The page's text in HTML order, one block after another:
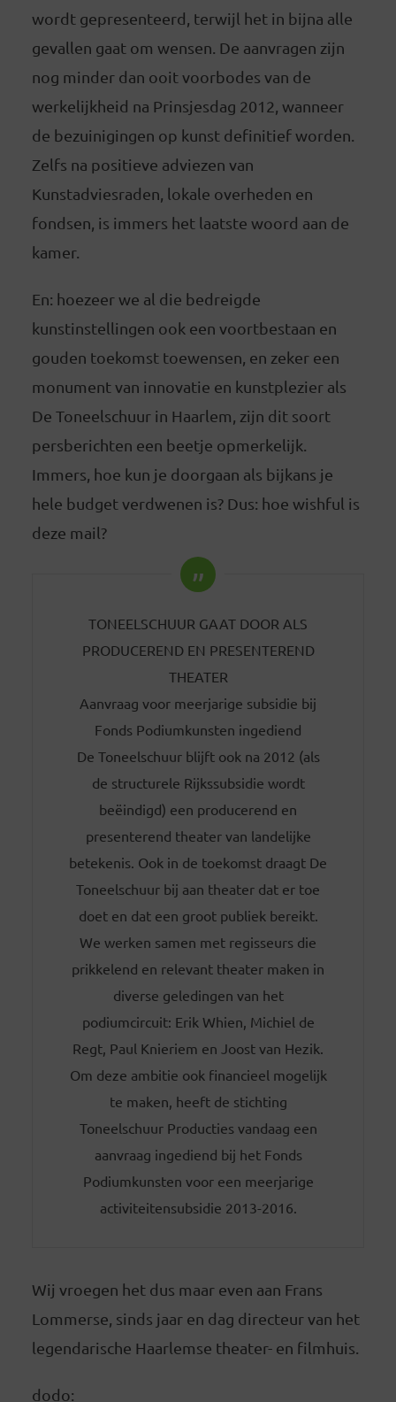
wordt gepresenteerd, terwijl het in bijna alle
gevallen gaat om wensen. De aanvragen zijn
nog minder dan ooit voorbodes van de
werkelijkheid na Prinsjesdag 2012, wanneer
de bezuinigingen op kunst definitief worden.
Zelfs na positieve adviezen van
Kunstadviesraden, lokale overheden en
fondsen, is immers het laatste woord aan de
kamer.
En: hoezeer we al die bedreigde
kunstinstellingen ook een voortbestaan en
gouden toekomst toewensen, en zeker een
monument van innovatie en kunstplezier als
De Toneelschuur in Haarlem, zijn dit soort
persberichten een beetje opmerkelijk.
Immers, hoe kun je doorgaan als bijkans je
hele budget verdwenen is? Dus: hoe wishful is
deze mail?
TONEELSCHUUR GAAT DOOR ALS
PRODUCEREND EN PRESENTEREND
THEATER
Aanvraag voor meerjarige subsidie bij
Fonds Podiumkunsten ingediend
De Toneelschuur blijft ook na 2012 (als
de structurele Rijkssubsidie wordt
beëindigd) een producerend en
presenterend theater van landelijke
betekenis. Ook in de toekomst draagt De
Toneelschuur bij aan theater dat er toe
doet en dat een groot publiek bereikt.
We werken samen met regisseurs die
prikkelend en relevant theater maken in
diverse geledingen van het
podiumcircuit: Erik Whien, Michiel de
Regt, Paul Knieriem en Joost van Hezik.
Om deze ambitie ook financieel mogelijk
te maken, heeft de stichting
Toneelschuur Producties vandaag een
aanvraag ingediend bij het Fonds
Podiumkunsten voor een meerjarige
activiteitensubsidie 2013-2016.
Wij vroegen het dus maar even aan Frans
Lommerse, sinds jaar en dag directeur van het
legendarische Haarlemse theater- en filmhuis.
dodo: